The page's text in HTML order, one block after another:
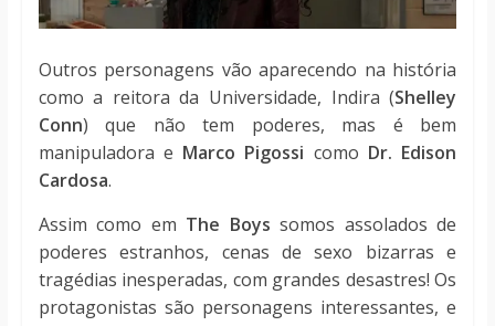
Outros personagens vão aparecendo na história
como a reitora da Universidade, Indira (Shelley
Conn) que não tem poderes, mas é bem
manipuladora e Marco Pigossi como Dr. Edison
Cardosa.
Assim como em The Boys somos assolados de
poderes estranhos, cenas de sexo bizarras e
tragédias inesperadas, com grandes desastres! Os
protagonistas são personagens interessantes, e